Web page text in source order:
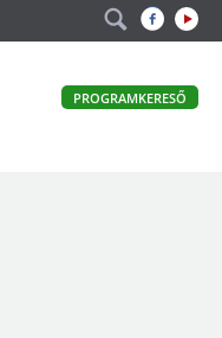
PROGRAMKERESŐ